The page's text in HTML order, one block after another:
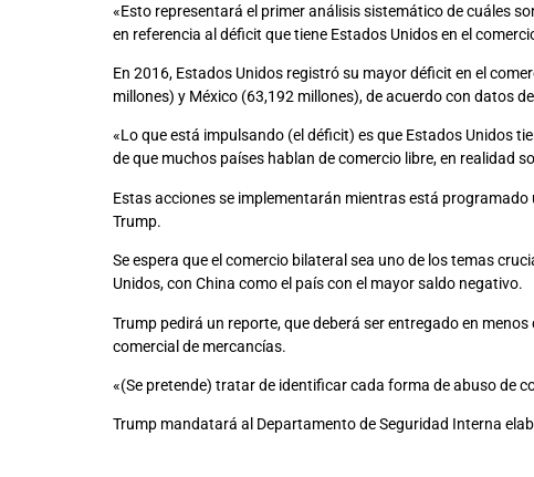
«Esto representará el primer análisis sistemático de cuáles
en referencia al déficit que tiene Estados Unidos en el
En 2016, Estados Unidos registró su mayor déficit en el
millones) y México (63,192 millones), de acuerdo con datos
«Lo que está impulsando (el déficit) es que Estados Unidos
de que muchos países hablan de comercio libre, en realidad
Estas acciones se implementarán mientras está programado
Trump.
Se espera que el comercio bilateral sea uno de los temas
Unidos, con China como el país con el mayor saldo negativo.
Trump pedirá un reporte, que deberá ser entregado en
comercial de mercancías.
«(Se pretende) tratar de identificar cada forma de abuso de
Trump mandatará al Departamento de Seguridad Interna